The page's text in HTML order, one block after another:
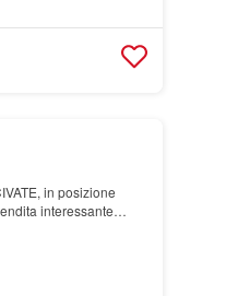
in posizione
interessante